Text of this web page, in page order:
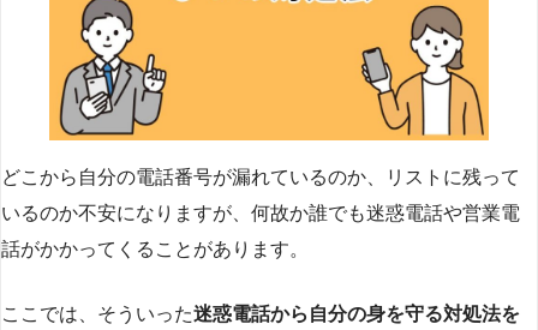
どこから自分の電話番号が漏れているのか、リストに残って
いるのか不安になりますが、何故か誰でも迷惑電話や営業電
話がかかってくることがあります。
ここでは、そういった迷惑電話から自分の身を守る対処法を